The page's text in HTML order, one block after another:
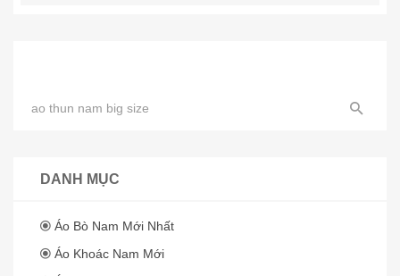
DANH MỤC
Áo Bò Nam Mới Nhất
Áo Khoác Nam Mới